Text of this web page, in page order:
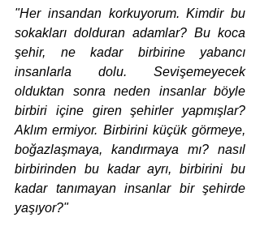
"Her insandan korkuyorum. Kimdir bu
sokakları dolduran adamlar? Bu koca
şehir, ne kadar birbirine yabancı
insanlarla dolu. Sevişemeyecek
olduktan sonra neden insanlar böyle
birbiri içine giren şehirler yapmışlar?
Aklım ermiyor. Birbirini küçük görmeye,
boğazlaşmaya, kandırmaya mı? nasıl
birbirinden bu kadar ayrı, birbirini bu
kadar tanımayan insanlar bir şehirde
yaşıyor?"